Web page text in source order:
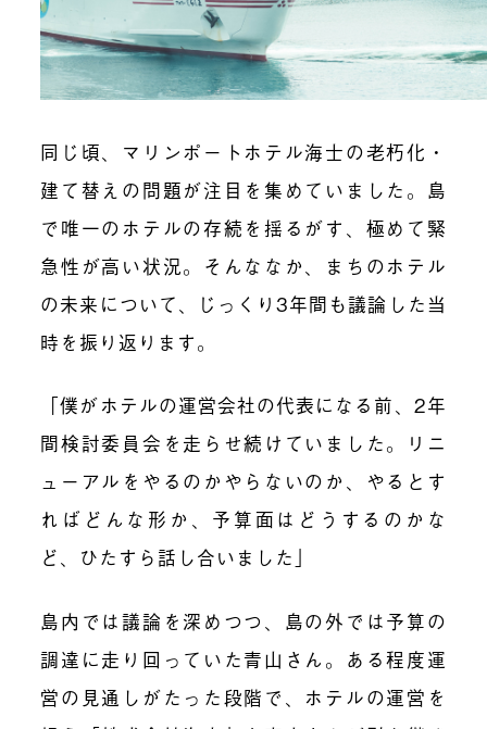
同じ頃、マリンポートホテル海士の老朽化・
建て替えの問題が注目を集めていました。島
で唯一のホテルの存続を揺るがす、極めて緊
急性が高い状況。そんななか、まちのホテル
の未来について、じっくり3年間も議論した当
時を振り返ります。
「僕がホテルの運営会社の代表になる前、2年
間検討委員会を走らせ続けていました。リニ
ューアルをやるのかやらないのか、やるとす
ればどんな形か、予算面はどうするのかな
ど、ひたすら話し合いました」
島内では議論を深めつつ、島の外では予算の
調達に走り回っていた青山さん。ある程度運
営の見通しがたった段階で、ホテルの運営を